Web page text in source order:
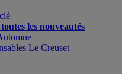
les nouveautés
Le Creuset